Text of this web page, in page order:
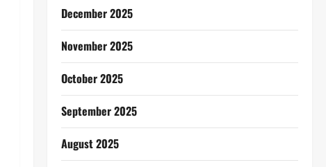
December 2025
November 2025
October 2025
September 2025
August 2025